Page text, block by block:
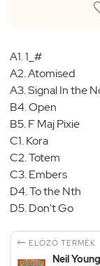
A1. 1_#
A2. Atomised
A3. Signal In the
B4. Open
B5. F Maj Pixie
C1. Kora
C2. Totem
C3. Embers
D4. To the Nth
D5. Don't Go
 ELŐZŐ TERMÉK
Neil